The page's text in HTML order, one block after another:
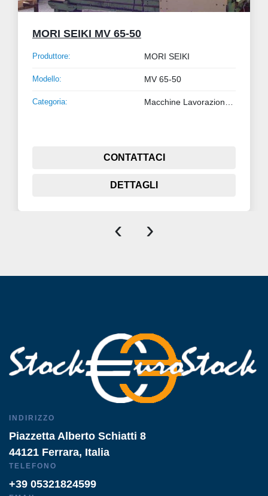
MORI SEIKI MV 65-50
Produttore: MORI SEIKI
Modello: MV 65-50
Categoria:
CONTATTACI
DETTAGLI
‹ ›
INDIRIZZO
Piazzetta Alberto Schiatti 8
44121 Ferrara, Italia
TELEFONO
+39 05321824599